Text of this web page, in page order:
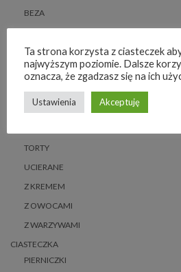
BEZA
CZEKOLADOWE
DROŻDŻOWE
MAZURKI
TORTY
UCIERANE
Z KREMEM
Z OWOCAMI
Z WARZYWAMI
CIASTECZKA
PIERNICZKI
Ta strona korzysta z ciasteczek
najwyższym poziomie. Dalsze
oznacza, że zgadzasz się na ich
Ustawienia Akceptuję